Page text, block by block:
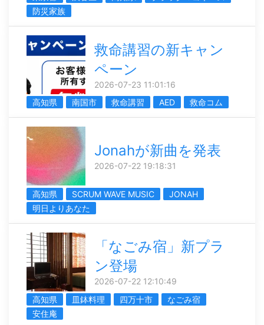
防災家族
救命講習の新キャン
ペーン
2026-07-23 11:01:16
高知県
南国市 救命講習 AED 救命コム
Jonahが新曲を発表
2026-07-22 19:18:31
高知県 SCRUM WAVE MUSIC
JONAH
明日よりあなた
「なごみ宿」新プラ
ン登場
2026-07-22 12:10:49
高知県
皿鉢料理 四万十市
なごみ宿
安住庵